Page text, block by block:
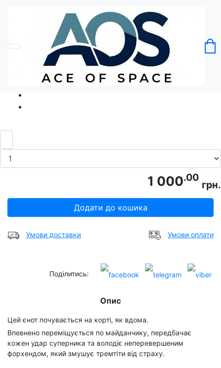
Без категорії
Єнот тенісист Король корту
Код товару: Ace5396
1 000.00
грн.
Додати до кошика
Умови доставки Умови оплати
Поділитись:
Опис
Цей єнот почувається на корті, як вдома.
Впевнено переміщується по майданчику, передбачає
кожен удар суперника та володіє неперевершеним
форхендом, який змушує тремтіти від страху.